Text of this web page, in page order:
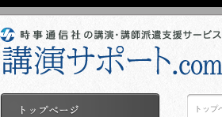
トップ